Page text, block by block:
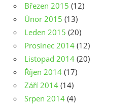
Březen 2015 (12)
Únor 2015 (13)
Leden 2015 (20)
Prosinec 2014 (12)
Listopad 2014 (20)
Říjen 2014 (17)
Září 2014 (14)
Srpen 2014 (4)